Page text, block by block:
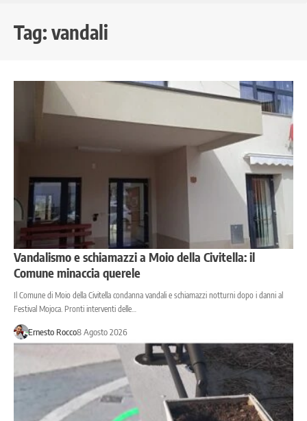
Tag: vandali
Vandalismo e schiamazzi a Moio della Civitella: il
Comune minaccia querele
Il Comune di Moio della Civitella condanna vandali e schiamazzi notturni dopo i danni al
Festival Mojoca. Pronti interventi delle…
Ernesto Rocco8 Agosto 2026